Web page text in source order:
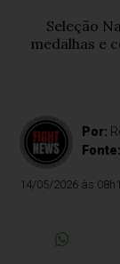
Seleção
medalhas e
Por:
Fonte:
14/05/2026 às